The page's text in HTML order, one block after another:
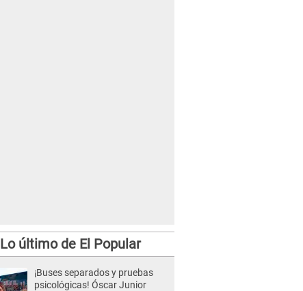
Lo último de El Popular
¡Buses separados y pruebas
psicológicas! Óscar Junior